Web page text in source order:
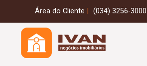
Área do Cliente (034) 3256-3000